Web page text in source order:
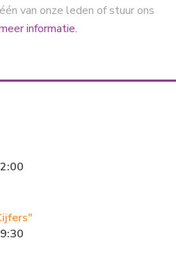
van onze leden of stuur ons
informatie.